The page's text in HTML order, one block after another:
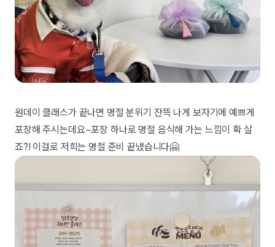
원데이 클래스가 끝나면 명절 분위기 잔뜩 나게 보자기에 예쁘게
포장해 주시는데요~포장 하나로 명절 음식해 가는 느낌이 확 살
죠?! 이걸로 저희는 명절 준비 끝냈습니다🤗